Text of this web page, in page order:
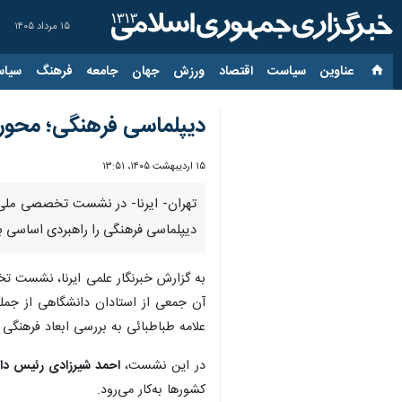
۱۵ مرداد ۱۴۰۵
عناوین‌ سیاست اقتصاد ورزش جهان جامعه فرهنگ
دیپلماسی فرهنگی؛
۱۵ اردیبهشت ۱۴۰۵، ۱۳:۵۱